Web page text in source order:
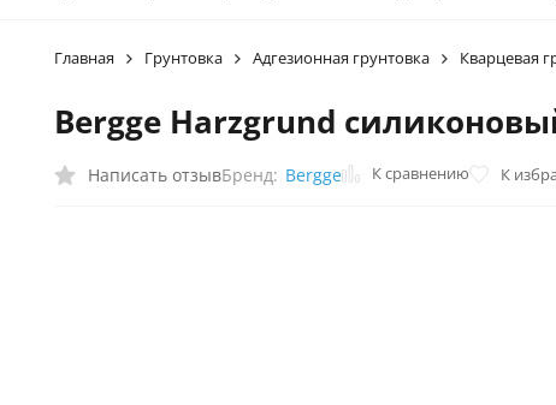
Главная Грунтовка Адгезионная грунтовка Кварцевая
Bergge Harzgrund
Написать отзывБренд: Bergge К сравнению К